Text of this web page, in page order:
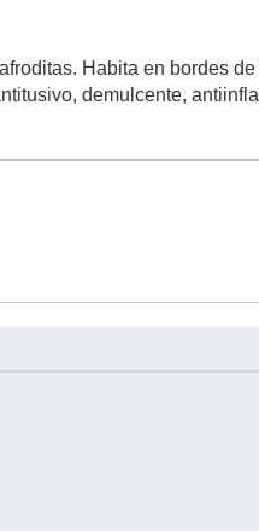
Habita en bordes
demulcente,